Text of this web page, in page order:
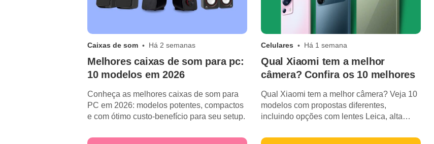
Caixas de som Há 2 semanas
Melhores caixas de som para pc:
10 modelos em 2026
Conheça as melhores caixas de som para
PC em 2026: modelos potentes, compactos
e com ótimo custo-benefício para seu setup.
Celulares Há 1 semana
Qual Xiaomi tem a melhor
câmera? Confira os 10 melhores
Qual Xiaomi tem a melhor câmera? Veja 10
modelos com propostas diferentes,
incluindo opções com lentes Leica, alta